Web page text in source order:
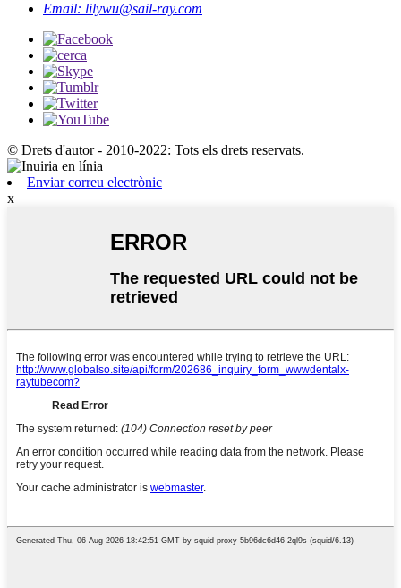
Email: lilywu@sail-ray.com
© Drets d'autor - 2010-2022: Tots els drets reservats.
Enviar correu electrònic
x